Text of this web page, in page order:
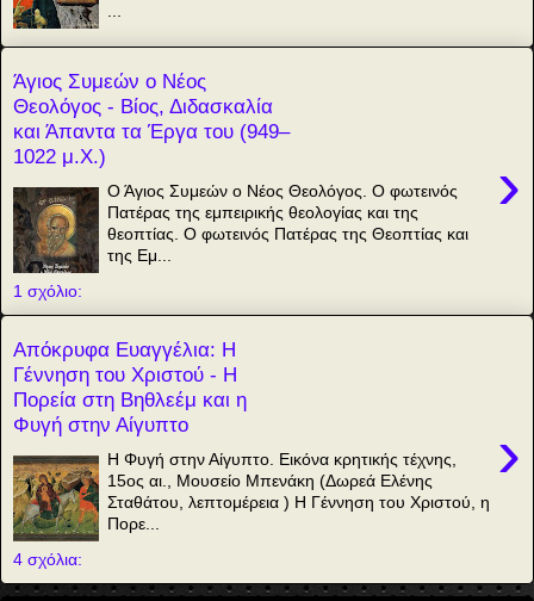
Άγιος Συμεών ο Νέος
Θεολόγος - Βίος, Διδασκαλία
και Άπαντα τα Έργα του (949–
1022 μ.Χ.)
›
Ο Άγιος Συμεών ο Νέος Θεολόγος. Ο φωτεινός
Πατέρας της εμπειρικής θεολογίας και της
θεοπτίας. Ο φωτεινός Πατέρας της Θεοπτίας και
της Εμ...
1 σχόλιο:
Απόκρυφα Ευαγγέλια: Η
Γέννηση του Χριστού - Η
Πορεία στη Βηθλεέμ και η
Φυγή στην Αίγυπτο
›
Η Φυγή στην Αίγυπτο. Εικόνα κρητικής τέχνης,
15ος αι., Μουσείο Μπενάκη (Δωρεά Ελένης
Σταθάτου, λεπτομέρεια ) Η Γέννηση του Χριστού, η
Πορε...
4 σχόλια: